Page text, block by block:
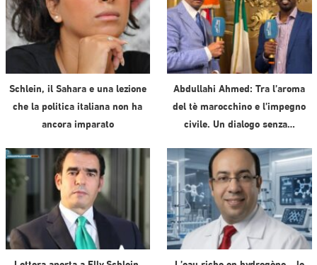
Schlein, il Sahara e una lezione
che la politica italiana non ha
ancora imparato
Abdullahi Ahmed: Tra l’aroma
del tè marocchino e l’impegno
civile. Un dialogo senza…